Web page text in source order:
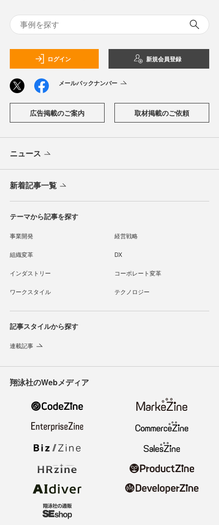
ログイン 新規会員登録
メールバックナンバー
広告掲載のご案内 取材掲載のご依頼
ニュース
新着記事一覧
テーマから記事を探す
事業開発 経営戦略
組織変革 DX
インダストリー コーポレート変革
ワークスタイル テクノロジー
記事スタイルから探す
連載記事
翔泳社のWebメディア